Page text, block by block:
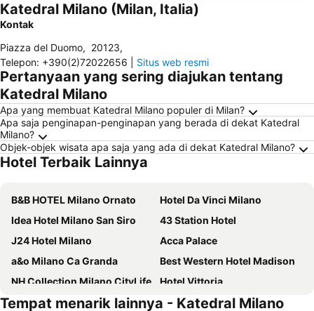
Katedral Milano (Milan, Italia)
Kontak
Piazza del Duomo, 20123,
Telepon: +390(2)72022656 Situs web resmi
Pertanyaan yang sering diajukan tentang
Katedral Milano
Apa yang membuat Katedral Milano populer di Milan?
Apa saja penginapan-penginapan yang berada di dekat Katedral
Milano?
Objek-objek wisata apa saja yang ada di dekat Katedral Milano?
Hotel Terbaik Lainnya
B&B HOTEL Milano Ornato
Hotel Da Vinci Milano
Idea Hotel Milano San Siro
43 Station Hotel
J24 Hotel Milano
Acca Palace
a&o Milano Ca Granda
Best Western Hotel Madison
NH Collection Milano CityLife
Hotel Vittoria
iQ Hotel Milano
Ornato Dependance
Tempat menarik lainnya - Katedral Milano